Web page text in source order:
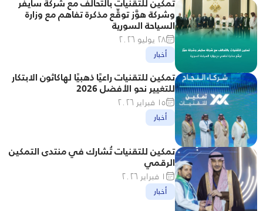
أخبار
٢٨ يوليو ٢٠٢٦
السياحة السورية
أخبار
١٥ فبراير ٢٠٢٦
للتغيير نحو الأفضل 2026
أخبار
١ فبراير ٢٠٢٦
الرقمي